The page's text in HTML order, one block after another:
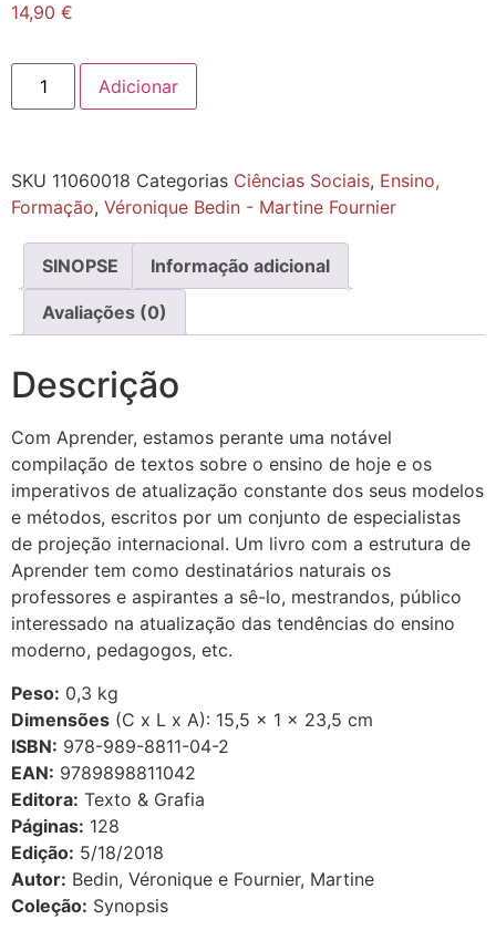
14,90 €
Adicionar
SKU 11060018 Categorias Ciências Sociais, Ensino,
Formação, Véronique Bedin - Martine Fournier
SINOPSE Informação adicional
Avaliações (0)
Descrição
Com Aprender, estamos perante uma notável
compilação de textos sobre o ensino de hoje e os
imperativos de atualização constante dos seus modelos
e métodos, escritos por um conjunto de especialistas
de projeção internacional. Um livro com a estrutura de
Aprender tem como destinatários naturais os
professores e aspirantes a sê-lo, mestrandos, público
interessado na atualização das tendências do ensino
moderno, pedagogos, etc.
Peso: 0,3 kg
Dimensões (C x L x A): 15,5 × 1 × 23,5 cm
ISBN: 978-989-8811-04-2
EAN: 9789898811042
Editora: Texto & Grafia
Páginas: 128
Edição: 5/18/2018
Autor: Bedin, Véronique e Fournier, Martine
Coleção: Synopsis